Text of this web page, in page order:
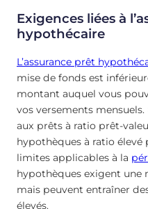
Exigences liées à
hypothécaire
L’assurance prêt
mise de fonds est
montant auquel vous
vos versements
aux prêts à ratio prêt-
hypothèques à ratio élevé
limites applicables à la
hypothèques exigent une
mais peuvent entraîner
élevés.